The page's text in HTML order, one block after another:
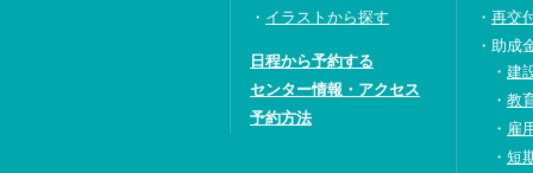
イラストから探す
日程から予約する
センター情報・アクセス
予約方法
再交
助成
建
教
雇
短